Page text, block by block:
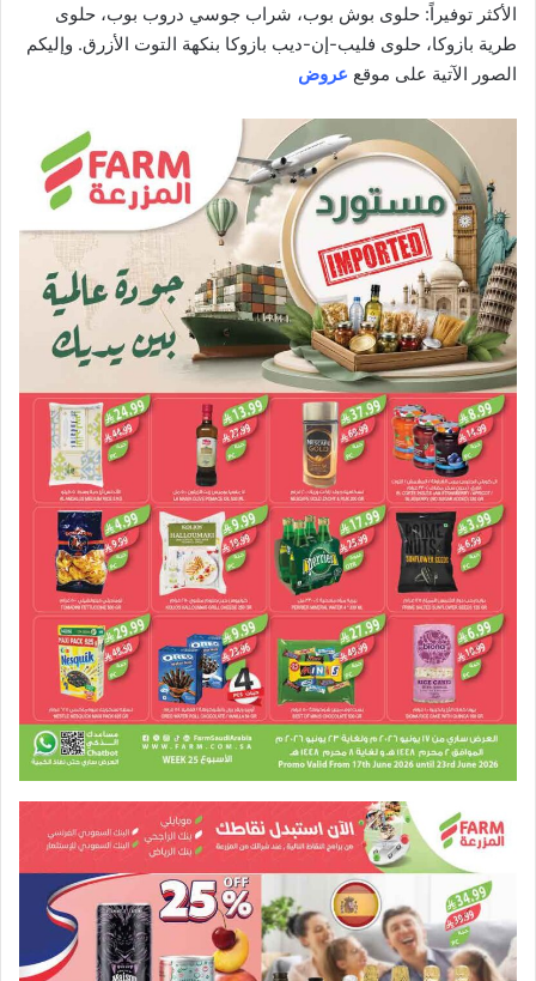
الأكثر توفيراً: حلوى بوش بوب، شراب جوسي دروب بوب، حلوى
طرية بازوكا، حلوى فليب-إن-ديب بازوكا بنكهة التوت الأزرق. وإليكم
الصور الآتية على موقع عروض